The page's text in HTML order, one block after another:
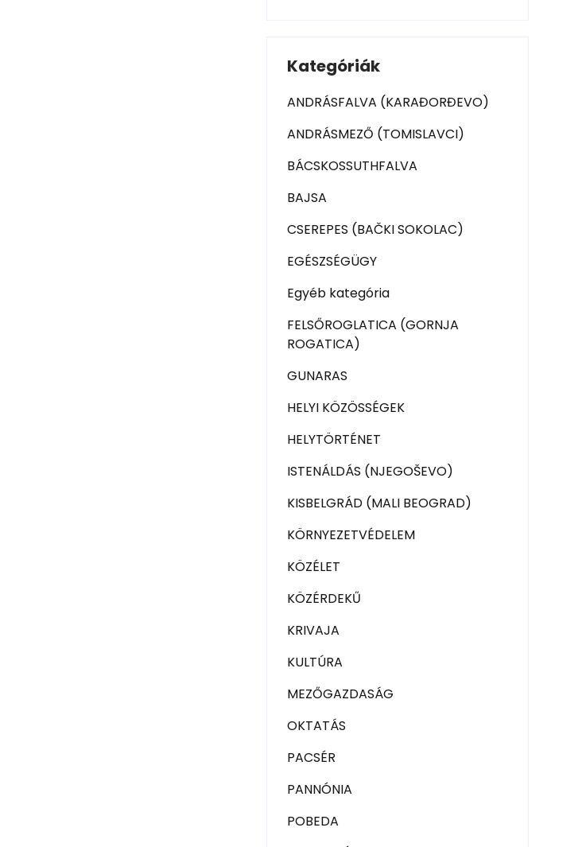
Kategóriák
ANDRÁSFALVA (KARAĐORĐEVO)
ANDRÁSMEZŐ (TOMISLAVCI)
BÁCSKOSSUTHFALVA
BAJSA
CSEREPES (BAČKI SOKOLAC)
EGÉSZSÉGÜGY
Egyéb kategória
FELSŐROGLATICA (GORNJA
ROGATICA)
GUNARAS
HELYI KÖZÖSSÉGEK
HELYTÖRTÉNET
ISTENÁLDÁS (NJEGOŠEVO)
KISBELGRÁD (MALI BEOGRAD)
KÖRNYEZETVÉDELEM
KÖZÉLET
KÖZÉRDEKŰ
KRIVAJA
KULTÚRA
MEZŐGAZDASÁG
OKTATÁS
PACSÉR
PANNÓNIA
POBEDA